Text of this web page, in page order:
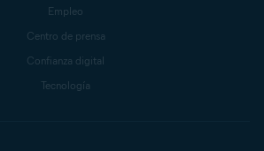
Empleo
Centro de prensa
Confianza digital
Tecnología